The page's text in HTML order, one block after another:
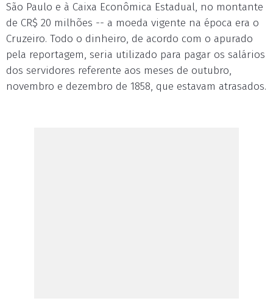
São Paulo e à Caixa Econômica Estadual, no montante
de CR$ 20 milhões -- a moeda vigente na época era o
Cruzeiro. Todo o dinheiro, de acordo com o apurado
pela reportagem, seria utilizado para pagar os salários
dos servidores referente aos meses de outubro,
novembro e dezembro de 1858, que estavam atrasados.